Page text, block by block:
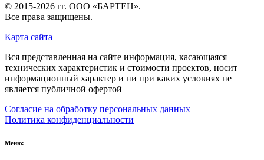
© 2015-2026 гг. ООО «БАРТЕН».
Все права защищены.
Карта сайта
Вся представленная на сайте информация, касающаяся
технических характеристик и стоимости проектов, носит
информационный характер и ни при каких условиях не
является публичной офертой
Согласие на обработку персональных данных
Политика конфиденциальности
Меню: